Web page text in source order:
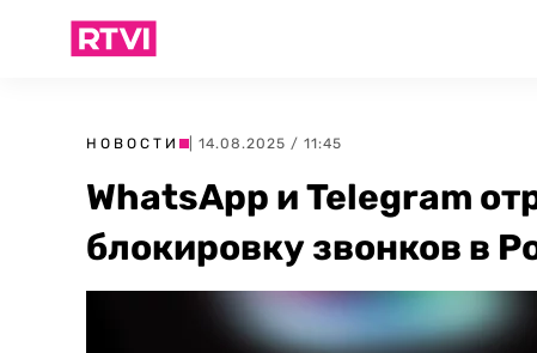
НОВОСТИ | 14.08.2025 / 11:45
WhatsApp и Telegram
блокировку звонков в